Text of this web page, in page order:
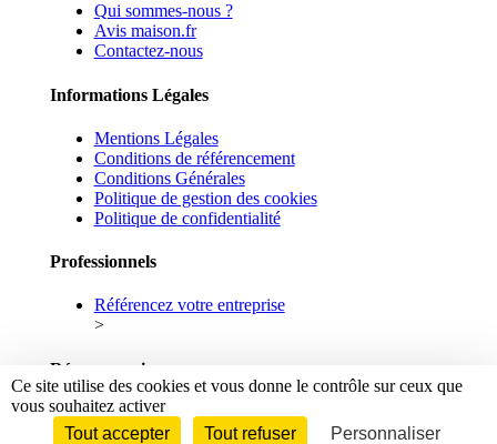
Qui sommes-nous ?
Avis maison.fr
Contactez-nous
Informations Légales
Mentions Légales
Conditions de référencement
Conditions Générales
Politique de gestion des cookies
Politique de confidentialité
Professionnels
Référencez votre entreprise
>
Réseaux sociaux
Facebook
Linkedin
Ce site utilise des cookies et vous donne le contrôle sur ceux que
vous souhaitez activer
Tout accepter
Tout refuser Personnaliser